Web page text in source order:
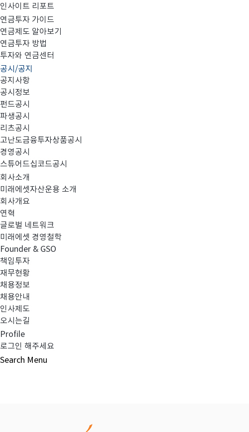
인사이트 리포트
연금투자 가이드
연금제도 알아보기
연금투자 방법
투자와 연금센터
공시/공지
공지사항
공시정보
펀드공시
파생공시
리츠공시
고난도금융투자상품공시
경영공시
스튜어드십코드공시
회사소개
미래에셋자산운용 소개
회사개요
연혁
글로벌 네트워크
미래에셋 경영철학
Founder & GSO
책임투자
재무현황
채용정보
채용안내
인사제도
오시는길
Profile
로그인 해주세요
Search Menu
2019년 3분기 영업보고서
첨부파일 참조
영업보고서_20190930_미래에셋자산운용.pdf
이전글
다음글
목록보기